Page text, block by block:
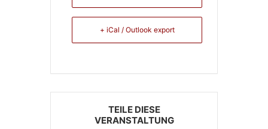
+ iCal / Outlook export
TEILE DIESE
VERANSTALTUNG